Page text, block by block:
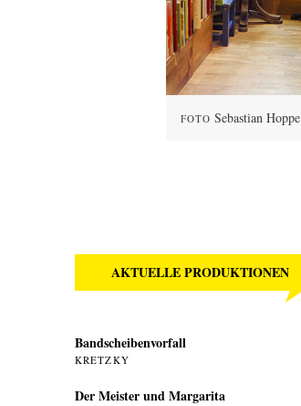
FOTO Sebastian Hoppe
AKTUELLE PRODUKTIONEN
Bandscheibenvorfall
KRETZKY
Der Meister und Margarita